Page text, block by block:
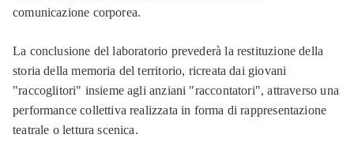
comunicazione corporea.
La conclusione del laboratorio prevederà la restituzione della
storia della memoria del territorio, ricreata dai giovani
"raccoglitori" insieme agli anziani "raccontatori", attraverso una
performance collettiva realizzata in forma di rappresentazione
teatrale o lettura scenica.